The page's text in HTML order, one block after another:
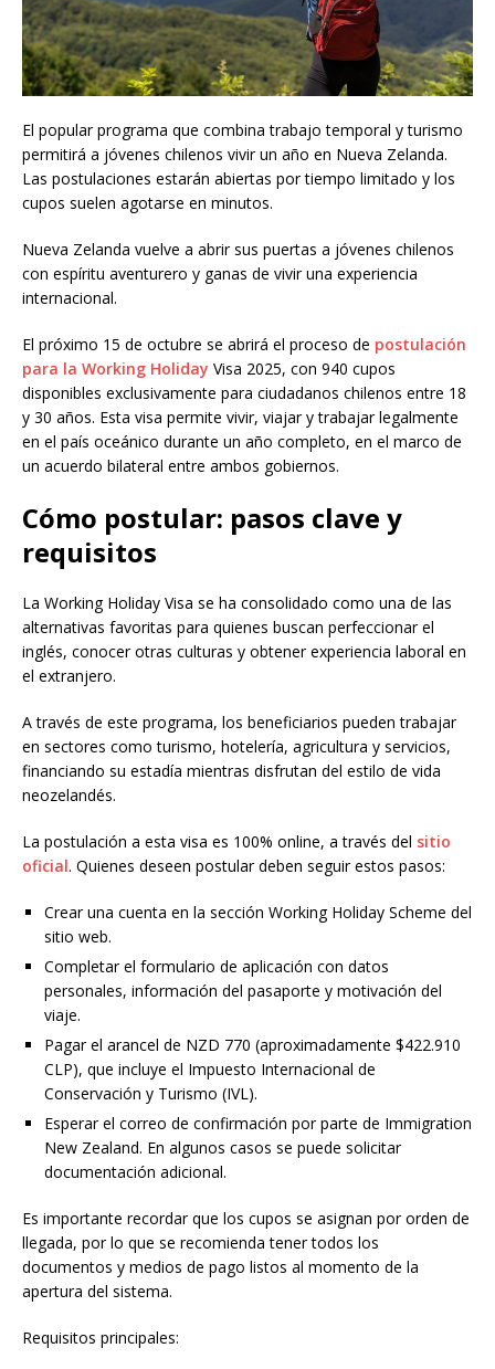
El popular programa que combina trabajo temporal y turismo
permitirá a jóvenes chilenos vivir un año en Nueva Zelanda.
Las postulaciones estarán abiertas por tiempo limitado y los
cupos suelen agotarse en minutos.
Nueva Zelanda vuelve a abrir sus puertas a jóvenes chilenos
con espíritu aventurero y ganas de vivir una experiencia
internacional.
El próximo 15 de octubre se abrirá el proceso de postulación
para la Working Holiday Visa 2025, con 940 cupos
disponibles exclusivamente para ciudadanos chilenos entre 18
y 30 años. Esta visa permite vivir, viajar y trabajar legalmente
en el país oceánico durante un año completo, en el marco de
un acuerdo bilateral entre ambos gobiernos.
Cómo postular: pasos clave y
requisitos
La Working Holiday Visa se ha consolidado como una de las
alternativas favoritas para quienes buscan perfeccionar el
inglés, conocer otras culturas y obtener experiencia laboral en
el extranjero.
A través de este programa, los beneficiarios pueden trabajar
en sectores como turismo, hotelería, agricultura y servicios,
financiando su estadía mientras disfrutan del estilo de vida
neozelandés.
La postulación a esta visa es 100% online, a través del sitio
oficial. Quienes deseen postular deben seguir estos pasos:
Crear una cuenta en la sección Working Holiday Scheme del
sitio web.
Completar el formulario de aplicación con datos
personales, información del pasaporte y motivación del
viaje.
Pagar el arancel de NZD 770 (aproximadamente $422.910
CLP), que incluye el Impuesto Internacional de
Conservación y Turismo (IVL).
Esperar el correo de confirmación por parte de Immigration
New Zealand. En algunos casos se puede solicitar
documentación adicional.
Es importante recordar que los cupos se asignan por orden de
llegada, por lo que se recomienda tener todos los
documentos y medios de pago listos al momento de la
apertura del sistema.
Requisitos principales: